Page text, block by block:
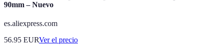
90mm – Nuevo
es.aliexpress.com
56.95 EURVer el precio